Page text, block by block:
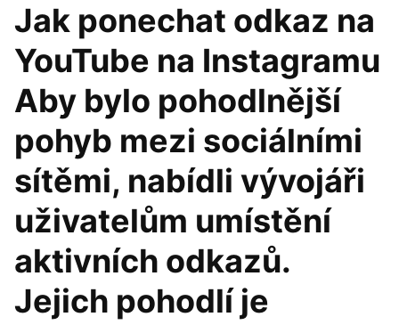
Jak ponechat odkaz na
YouTube na Instagramu
Aby bylo pohodlnější
pohyb mezi sociálními
sítěmi, nabídli vývojáři
uživatelům umístění
aktivních odkazů.
Jejich pohodlí je